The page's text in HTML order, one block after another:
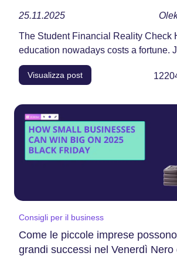
25.11.2025
The Student Financial Reality Check
education nowadays costs a fortune.
Visualizza post
Consigli per il business
Come le piccole imprese
grandi successi nel Venerdì Nero